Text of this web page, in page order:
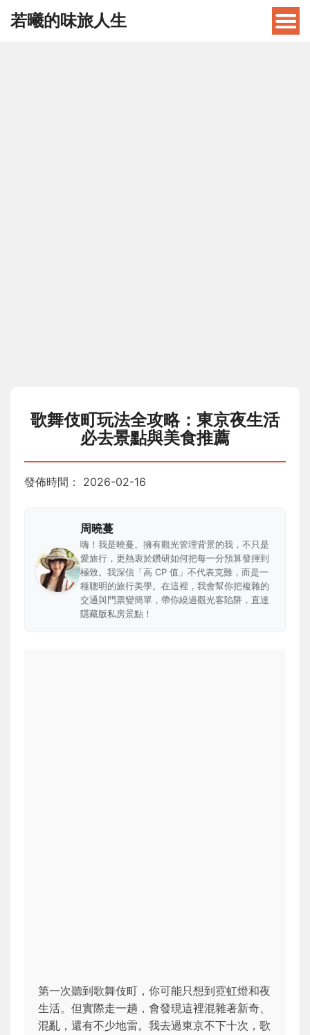
若曦的味旅人生
歌舞伎町玩法全攻略：東京夜生活
必去景點與美食推薦
發佈時間： 2026-02-16
周曉蔓
嗨！我是曉蔓。擁有觀光管理背景的我，不只是
愛旅行，更熱衷於鑽研如何把每一分預算發揮到
極致。我深信「高 CP 值」不代表克難，而是一
種聰明的旅行美學。在這裡，我會幫你把複雜的
交通與門票變簡單，帶你繞過觀光客陷阱，直達
隱藏版私房景點！
第一次聽到歌舞伎町，你可能只想到霓虹燈和夜
生活。但實際走一趟，會發現這裡混雜著新奇、
混亂，還有不少地雷。我去過東京不下十次，歌